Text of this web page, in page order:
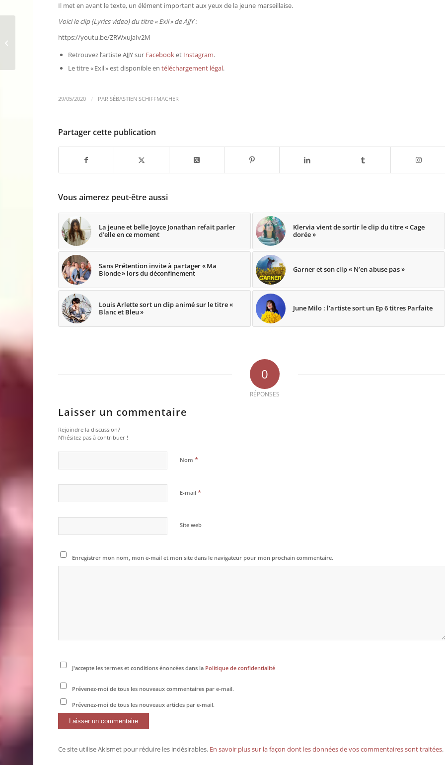
Il met en avant le texte, un élément important aux yeux de la jeune marseillaise.
Voici le clip (Lyrics video) du titre « Exil » de AJJY :
https://youtu.be/ZRWxuJaIv2M
Retrouvez l’artiste AJJY sur Facebooket Instagram.
Le titre « Exil » est disponible entéléchargement légal.
29/05/2020 / PARSÉBASTIEN SCHIFFMACHER
Partager cette publication
Vous aimerez peut-être aussi
La jeune et belle Joyce Jonathan refait parler
d’elle en ce moment
Klervia vient de sortir le clip du titre « Cage
dorée »
Sans Prétention invite à partager « Ma
Blonde » lors du déconfinement
Garner et son clip « N’en abuse pas »
Louis Arlette sort un clip animé sur le titre «
Blanc et Bleu »
June Milo : l’artiste sort un Ep 6 titres Parfaite
0
RÉPONSES
Laisser un commentaire
Rejoindre la discussion?
N’hésitez pas à contribuer !
Nom*
E-mail*
Site web
Enregistrer mon nom, mon e-mail et mon site dans le navigateur pour mon prochain commentaire.
J'accepte les termes et conditions énoncées dans la Politique de confidentialité
Prévenez-moi de tous les nouveaux commentaires par e-mail.
Prévenez-moi de tous les nouveaux articles par e-mail.
Ce site utilise Akismet pour réduire les indésirables. En savoir plus sur la façon dont les données de vos commentaires sont traitées.
Meylo sort son premier